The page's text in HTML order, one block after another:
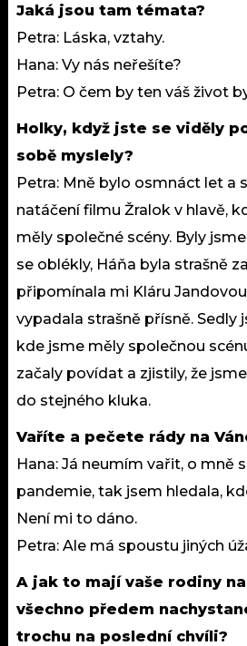
Jaká jsou tam témata?
Petra: Láska, vztahy.
Hana: Vy nás neřešíte?
Petra: O čem by ten váš život
Holky, když jste se viděly
sobě myslely?
Petra: Mně bylo osmnáct let a
natáčení filmu Žralok v hlavě,
měly společné scény. Byly
se oblékly, Háňa byla strašně
připomínala mi Kláru
vypadala strašně přísně. Sedly
kde jsme měly společnou
začaly povídat a zjistily, že
do stejného kluka.
Vaříte a pečete rády na
Hana: Já neumím vařit, o mně
pandemie, tak jsem hledala,
Není mi to dáno.
Petra: Ale má spoustu jiných
A jak to mají vaše rodiny
všechno předem
trochu na poslední chvíli?